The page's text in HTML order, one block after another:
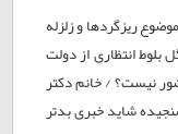
ریزگردها و زلزله
انتظاری از دولت
نیست؟ / خانم دکتر
شاید خبری بدتر